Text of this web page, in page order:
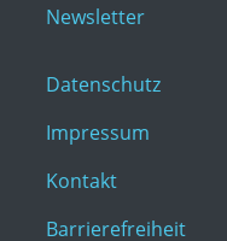
Newsletter
Datenschutz
Impressum
Kontakt
Barrierefreiheit